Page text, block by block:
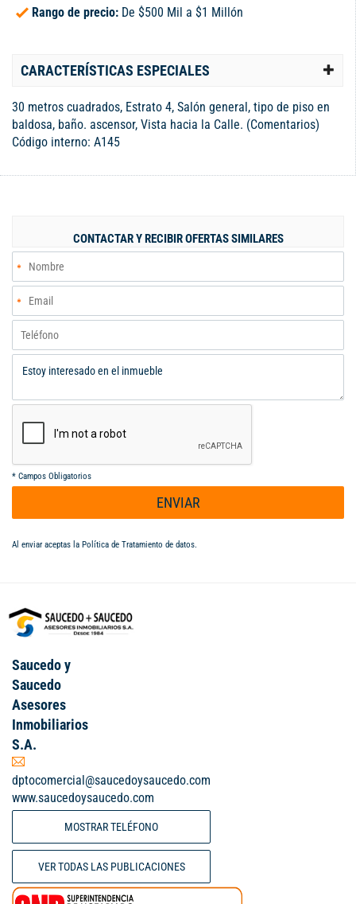
Rango de precio: De $500 Mil a $1 Millón
CARACTERÍSTICAS ESPECIALES
30 metros cuadrados, Estrato 4, Salón general, tipo de piso en
baldosa, baño. ascensor, Vista hacia la Calle. (Comentarios)
Código interno: A145
CONTACTAR Y RECIBIR OFERTAS SIMILARES
* Campos Obligatorios
ENVIAR
Al enviar aceptas la Política de Tratamiento de datos.
Saucedo y
Saucedo
Asesores
Inmobiliarios
S.A.
dptocomercial@saucedoysaucedo.com
www.saucedoysaucedo.com
MOSTRAR TELÉFONO
VER TODAS LAS PUBLICACIONES